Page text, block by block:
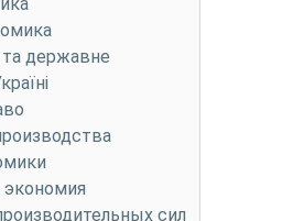
та державне
экономия
сил